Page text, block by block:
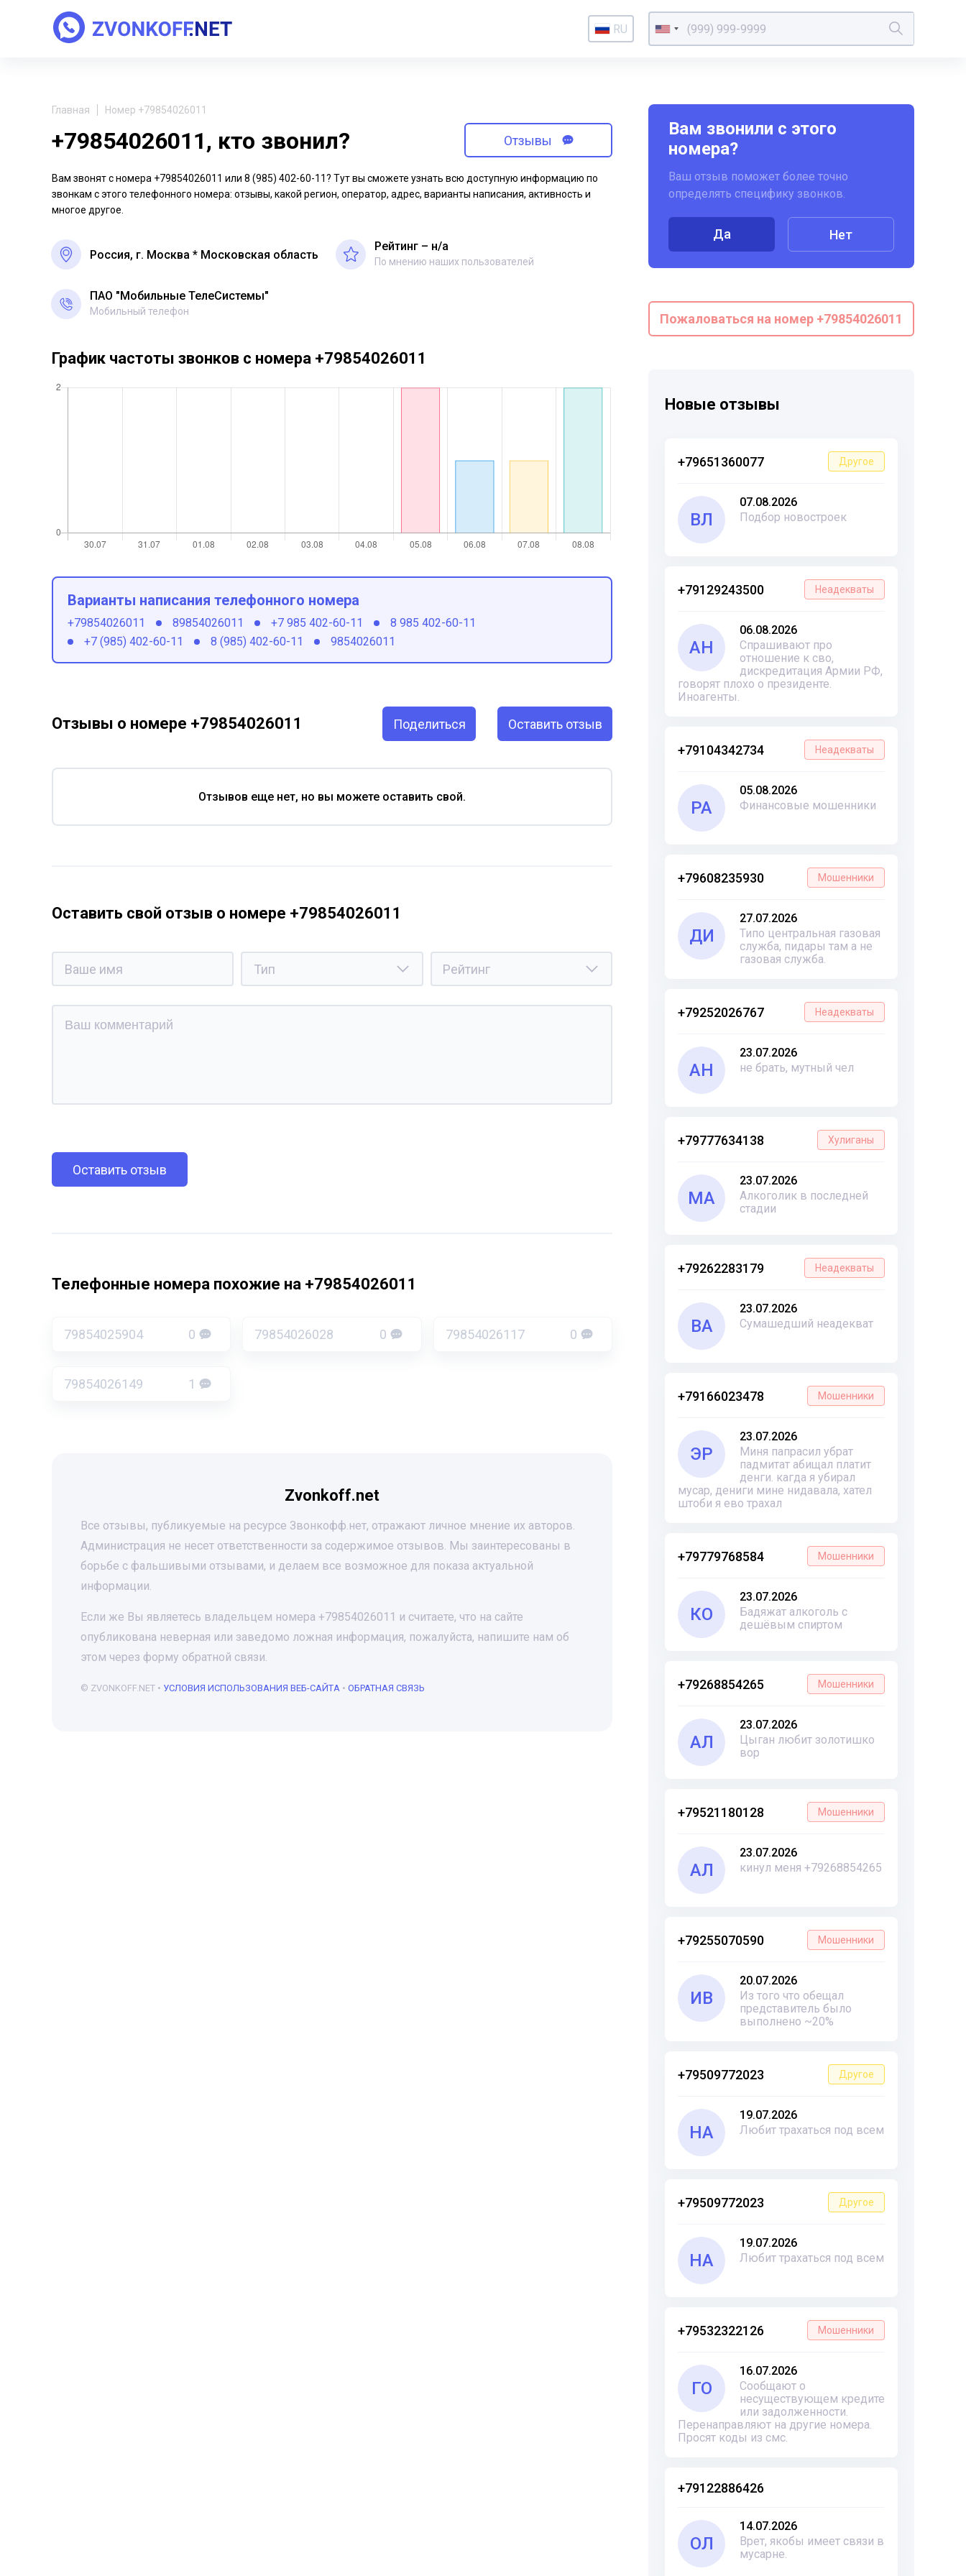
RU
Главная Номер +79854026011
+79854026011, кто звонил? Отзывы
Вам звонят с номера +79854026011 или 8 (985) 402-60-11? Тут вы сможете узнать всю доступную информацию по
звонкам с этого телефонного номера: отзывы, какой регион, оператор, адрес, варианты написания, активность и
многое другое.
Россия, г. Москва * Московская область
Рейтинг – н/a
По мнению наших пользователей
ПАО "Мобильные ТелеСистемы"
Мобильный телефон
Вам звонили с этого
номера?
Ваш отзыв поможет более точно
определять специфику звонков.
Да Нет
Пожаловаться на номер +79854026011
Новые отзывы
+79651360077 Другое
ВЛ
07.08.2026
Подбор новостроек
+79129243500 Неадекваты
АН
06.08.2026
Спрашивают про
отношение к сво,
дискредитация Армии РФ,
говорят плохо о президенте.
Иноагенты.
+79104342734 Неадекваты
РА
05.08.2026
Финансовые мошенники
+79608235930 Мошенники
ДИ
27.07.2026
Типо центральная газовая
служба, пидары там а не
газовая служба.
+79252026767 Неадекваты
АН
23.07.2026
не брать, мутный чел
+79777634138 Хулиганы
МА
23.07.2026
Алкоголик в последней
стадии
+79262283179 Неадекваты
ВА
23.07.2026
Сумашедший неадекват
+79166023478 Мошенники
ЭР
23.07.2026
Миня папрасил убрат
падмитат абищал платит
денги. кагда я убирал
мусар, дениги мине нидавала, хател
штоби я ево трахал
+79779768584 Мошенники
КО
23.07.2026
Бадяжат алкоголь с
дешёвым спиртом
+79268854265 Мошенники
АЛ
23.07.2026
Цыган любит золотишко
вор
+79521180128 Мошенники
АЛ
23.07.2026
кинул меня +79268854265
+79255070590 Мошенники
ИВ
20.07.2026
Из того что обещал
представитель было
выполнено ~20%
+79509772023 Другое
НА
19.07.2026
Любит трахаться под всем
+79509772023 Другое
НА
19.07.2026
Любит трахаться под всем
+79532322126 Мошенники
ГО
16.07.2026
Сообщают о
несуществующем кредите
или задолженности.
Перенаправляют на другие номера.
Просят коды из смс.
+79122886426
ОЛ
14.07.2026
Врет, якобы имеет связи в
мусарне.
График частоты звонков с номера +79854026011
Варианты написания телефонного номера
+79854026011 89854026011 +7 985 402-60-11
8 985 402-60-11
+7 (985) 402-60-11
8 (985) 402-60-11 9854026011
Отзывы о номере +79854026011 Поделиться Оставить отзыв
Отзывов еще нет, но вы можете оставить свой.
Оставить свой отзыв о номере +79854026011
Оставить отзыв
Телефонные номера похожие на +79854026011
79854025904 0 79854026028 0 79854026117 0
79854026149 1
Zvonkoff.net
Все отзывы, публикуемые на ресурсе Звонкофф.нет, отражают личное мнение их авторов.
Администрация не несет ответственности за содержимое отзывов. Мы заинтересованы в
борьбе с фальшивыми отзывами, и делаем все возможное для показа актуальной
информации.
Если же Вы являетесь владельцем номера +79854026011 и считаете, что на сайте
опубликована неверная или заведомо ложная информация, пожалуйста, напишите нам об
этом через форму обратной связи.
© ZVONKOFF.NET • УСЛОВИЯ ИСПОЛЬЗОВАНИЯ ВЕБ-САЙТА • ОБРАТНАЯ СВЯЗЬ